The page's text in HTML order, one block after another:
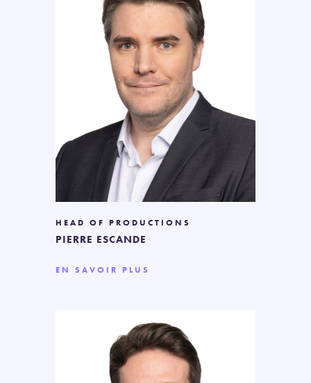
HEAD OF PRODUCTIONS
PIERRE ESCANDE
EN SAVOIR PLUS